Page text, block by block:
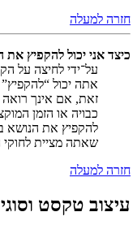
חזרה למעלה
כיצד אני יכול להקפיץ את
על־ידי לחיצה על
אתה יכול
זאת, אם אינך
כבויה או הזמן
להקפיץ את הנושא
שאתה מציית
חזרה למעלה
עיצוב טקסט